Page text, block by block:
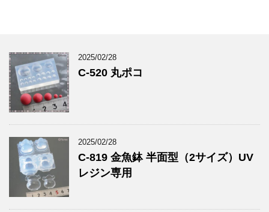
2025/02/28
C-520 丸ポコ
2025/02/28
C-819 金魚鉢 半面型（2サイズ）UV
レジン専用